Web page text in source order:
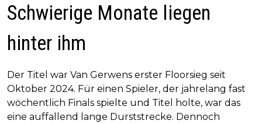
Schwierige Monate liegen
hinter ihm
Der Titel war Van Gerwens erster Floorsieg seit
Oktober 2024. Für einen Spieler, der jahrelang fast
wöchentlich Finals spielte und Titel holte, war das
eine auffallend lange Durststrecke. Dennoch